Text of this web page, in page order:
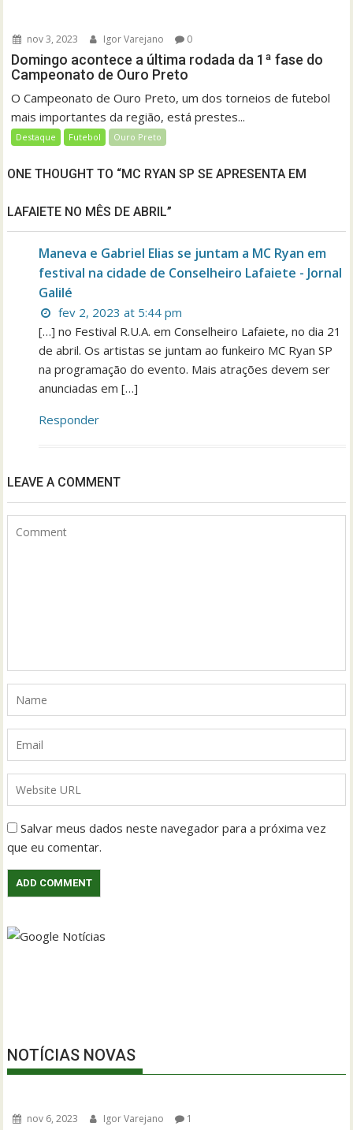
nov 3, 2023 Igor Varejano 0
Domingo acontece a última rodada da 1ª fase do
Campeonato de Ouro Preto
O Campeonato de Ouro Preto, um dos torneios de futebol
mais importantes da região, está prestes...
Destaque Futebol Ouro Preto
ONE THOUGHT TO “MC RYAN SP SE APRESENTA EM
LAFAIETE NO MÊS DE ABRIL”
Maneva e Gabriel Elias se juntam a MC Ryan em
festival na cidade de Conselheiro Lafaiete - Jornal
Galilé
fev 2, 2023 at 5:44 pm
[…] no Festival R.U.A. em Conselheiro Lafaiete, no dia 21
de abril. Os artistas se juntam ao funkeiro MC Ryan SP
na programação do evento. Mais atrações devem ser
anunciadas em […]
Responder
LEAVE A COMMENT
Salvar meus dados neste navegador para a próxima vez
que eu comentar.
NOTÍCIAS NOVAS
nov 6, 2023 Igor Varejano 1